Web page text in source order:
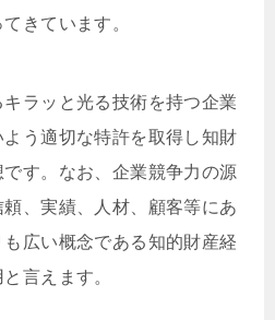
きています。
ラッと光る技術を持つ企業
う適切な特許を取得し知財
す。なお、企業競争力の源
、実績、人材、顧客等にあ
広い概念である知的財産経
言えます。